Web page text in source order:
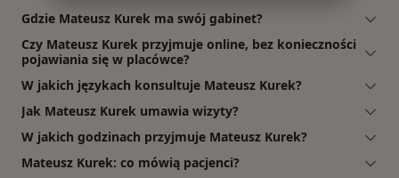
Gdzie Mateusz Kurek ma swój gabinet?
Czy Mateusz Kurek przyjmuje online, bez konieczności
pojawiania się w placówce?
W jakich językach konsultuje Mateusz Kurek?
Jak Mateusz Kurek umawia wizyty?
W jakich godzinach przyjmuje Mateusz Kurek?
Mateusz Kurek: co mówią pacjenci?